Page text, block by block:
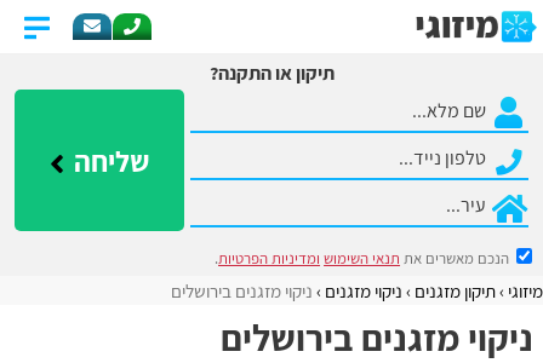
תיקון או התקנה?
שליחה
הנכם מאשרים את תנאי השימוש ומדיניות הפרטיות.
מיזוגי תיקון מזגנים ניקוי מזגנים ניקוי מזגנים בירושלים
ניקוי מזגנים בירושלים